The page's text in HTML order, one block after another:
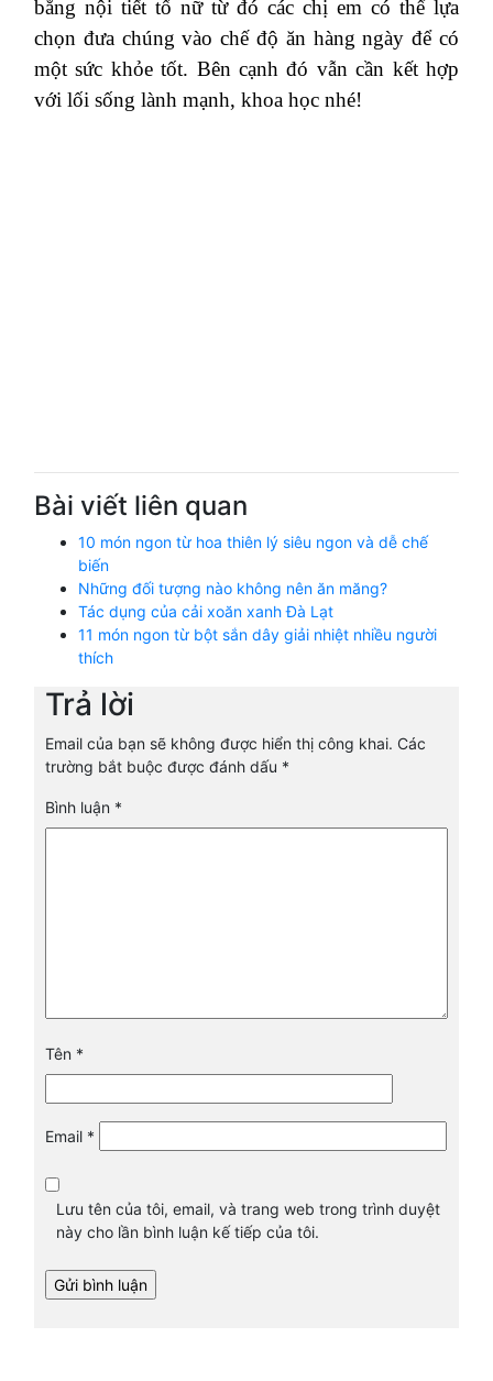
bằng nội tiết tố nữ từ đó các chị em có thể lựa
chọn đưa chúng vào chế độ ăn hàng ngày để có
một sức khỏe tốt. Bên cạnh đó vẫn cần kết hợp
với lối sống lành mạnh, khoa học nhé!
Bài viết liên quan
10 món ngon từ hoa thiên lý siêu ngon và dễ chế
biến
Những đối tượng nào không nên ăn măng?
Tác dụng của cải xoăn xanh Đà Lạt
11 món ngon từ bột sắn dây giải nhiệt nhiều người
thích
Trả lời
Email của bạn sẽ không được hiển thị công khai. Các
trường bắt buộc được đánh dấu *
Bình luận *
Tên *
Email *
Lưu tên của tôi, email, và trang web trong trình duyệt
này cho lần bình luận kế tiếp của tôi.